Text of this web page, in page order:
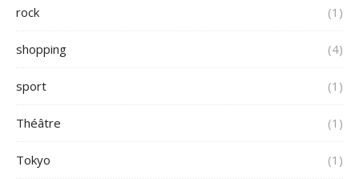
rock (1)
shopping (4)
sport (1)
Théâtre (1)
Tokyo (1)